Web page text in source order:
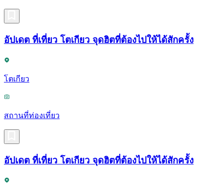
อัปเดต ที่เที่ยว โตเกียว จุดฮิตที่ต้องไปให้ได้สักครั้ง
โตเกียว
สถานที่ท่องเที่ยว
อัปเดต ที่เที่ยว โตเกียว จุดฮิตที่ต้องไปให้ได้สักครั้ง